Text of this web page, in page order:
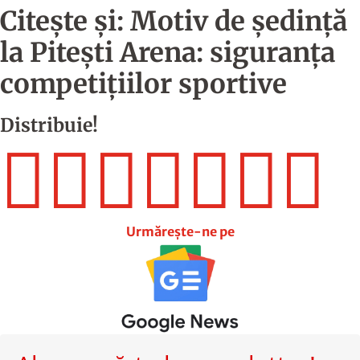
Citește și: Motiv de ședință
la Pitești Arena: siguranța
competițiilor sportive
Distribuie!

Urmărește-ne pe